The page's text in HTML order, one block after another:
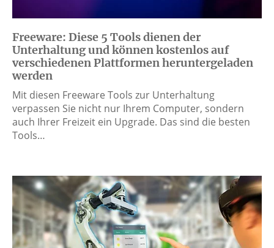
Freeware: Diese 5 Tools dienen der
Unterhaltung und können kostenlos auf
verschiedenen Plattformen heruntergeladen
werden
Mit diesen Freeware Tools zur Unterhaltung
verpassen Sie nicht nur Ihrem Computer, sondern
auch Ihrer Freizeit ein Upgrade. Das sind die besten
Tools…